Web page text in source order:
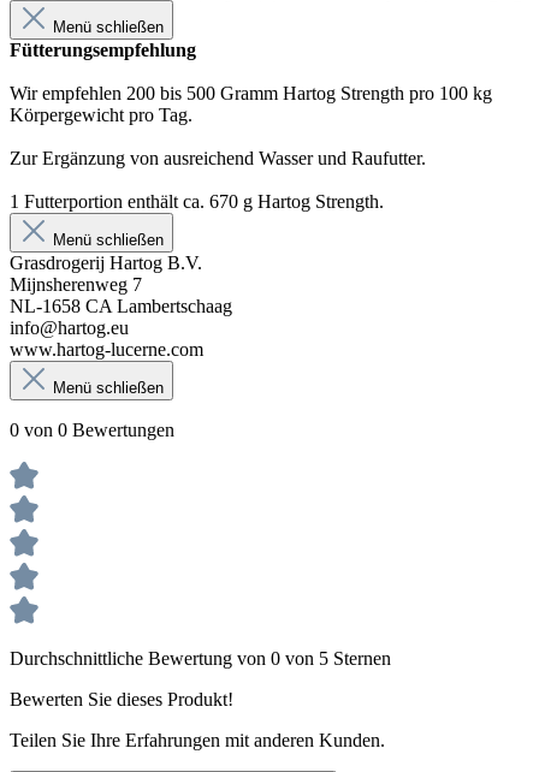
Menü schließen
Fütterungsempfehlung
Wir empfehlen 200 bis 500 Gramm Hartog Strength pro 100 kg
Körpergewicht pro Tag.
Zur Ergänzung von ausreichend Wasser und Raufutter.
1 Futterportion enthält ca. 670 g Hartog Strength.
Menü schließen
Grasdrogerij Hartog B.V.
Mijnsherenweg 7
NL-1658 CA Lambertschaag
info@hartog.eu
www.hartog-lucerne.com
Menü schließen
0 von 0 Bewertungen
Durchschnittliche Bewertung von 0 von 5 Sternen
Bewerten Sie dieses Produkt!
Teilen Sie Ihre Erfahrungen mit anderen Kunden.